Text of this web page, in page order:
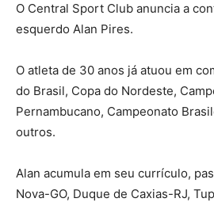
O Central Sport Club anuncia a
esquerdo Alan Pires.
O atleta de 30 anos já atuou em
do Brasil, Copa do Nordeste,
Pernambucano, Campeonato
outros.
Alan acumula em seu currículo,
Nova-GO, Duque de Caxias-RJ,